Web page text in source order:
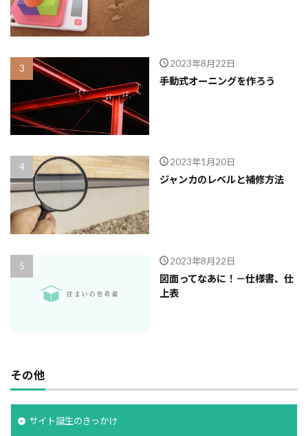
2023年8月22日
手動式オーニングを作ろう
2023年1月20日
ジャンカのレベルと補修方法
2023年8月22日
図面ってなあに！－仕様書、仕
上表
その他
サイト誕生のきっかけ